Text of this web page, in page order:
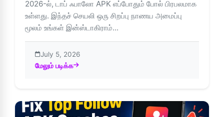
2026-ல், டாப் ஃபாலோ APK எப்போதும் போல் பிரபலமாக
உள்ளது. இந்தச் செயலி ஒரு சிறப்பு நாணய அமைப்பு
மூலம் உங்கள் இன்ஸ்டாகிராம்...
July 5, 2026
மேலும் படிக்க
about டாப் ஃபாலோ APK 2026 உடன் இலவச நாணயங்களைப்